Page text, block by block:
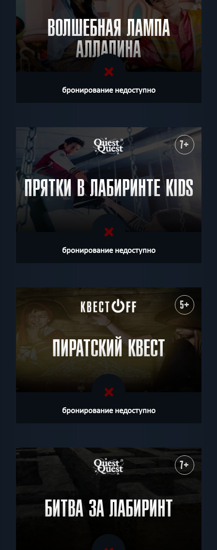
ВОЛШЕБНАЯ ЛАМПА
АЛЛАДИНА
бронирование недоступно
7+
ПРЯТКИ В ЛАБИРИНТЕ KIDS
бронирование недоступно
5+
ПИРАТСКИЙ КВЕСТ
бронирование недоступно
7+
БИТВА ЗА ЛАБИРИНТ